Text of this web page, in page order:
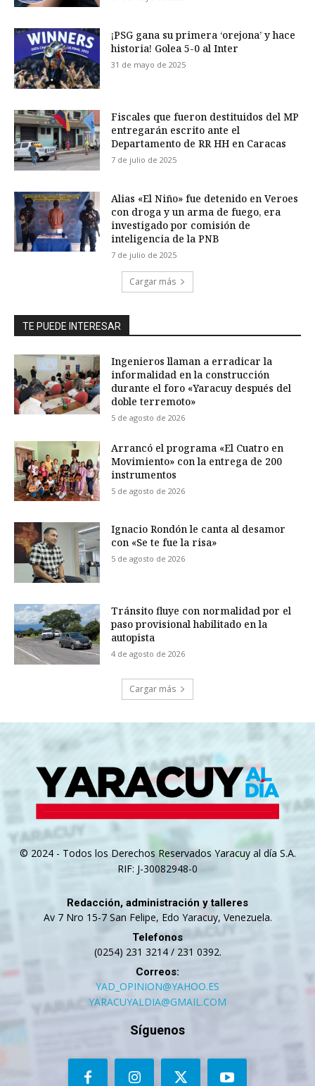
¡PSG gana su primera ‘orejona’ y hace
historia! Golea 5-0 al Inter
31 de mayo de 2025
Fiscales que fueron destituidos del MP
entregarán escrito ante el
Departamento de RR HH en Caracas
7 de julio de 2025
Alias «El Niño» fue detenido en Veroes
con droga y un arma de fuego, era
investigado por comisión de
inteligencia de la PNB
7 de julio de 2025
Cargar más
TE PUEDE INTERESAR
Ingenieros llaman a erradicar la
informalidad en la construcción
durante el foro «Yaracuy después del
doble terremoto»
5 de agosto de 2026
Arrancó el programa «El Cuatro en
Movimiento» con la entrega de 200
instrumentos
5 de agosto de 2026
Ignacio Rondón le canta al desamor
con «Se te fue la risa»
5 de agosto de 2026
Tránsito fluye con normalidad por el
paso provisional habilitado en la
autopista
4 de agosto de 2026
Cargar más
© 2024 - Todos los Derechos Reservados Yaracuy al día S.A.
RIF: J-30082948-0
Redacción, administración y talleres
Av 7 Nro 15-7 San Felipe, Edo Yaracuy, Venezuela.
Telefonos
(0254) 231 3214 / 231 0392.
Correos:
YAD_OPINION@YAHOO.ES
YARACUYALDIA@GMAIL.COM
Síguenos